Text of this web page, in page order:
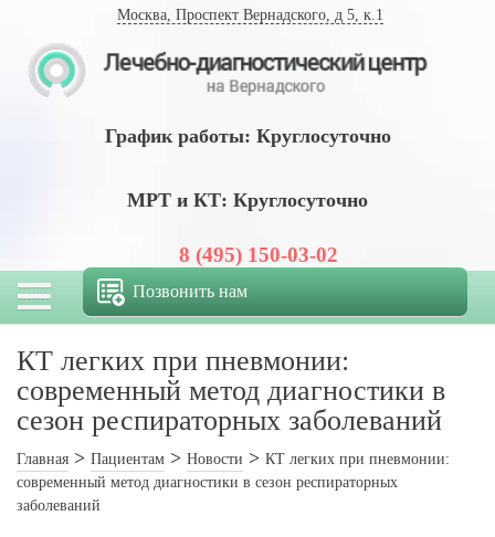
Москва, Проспект Вернадского, д 5, к.1
График работы: Круглосуточно
МРТ и КТ: Круглосуточно
8 (495) 150-03-02
Позвонить нам
КТ легких при пневмонии:
современный метод диагностики в
сезон респираторных заболеваний
Главная Пациентам Новости
КТ легких при пневмонии:
современный метод диагностики в сезон респираторных
заболеваний